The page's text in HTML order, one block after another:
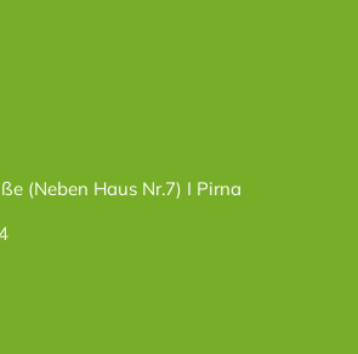
(Neben Haus Nr.7) I Pirna